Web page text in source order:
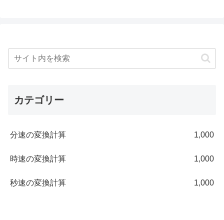
カテゴリー
分速の変換計算 1,000
時速の変換計算 1,000
秒速の変換計算 1,000